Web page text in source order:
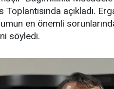
açıkladı.
en önemli
söyledi.